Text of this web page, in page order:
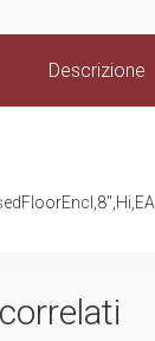
Descrizione